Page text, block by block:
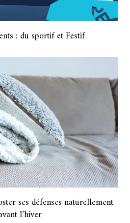
: du sportif et Festif
ses défenses naturellement
l’hiver